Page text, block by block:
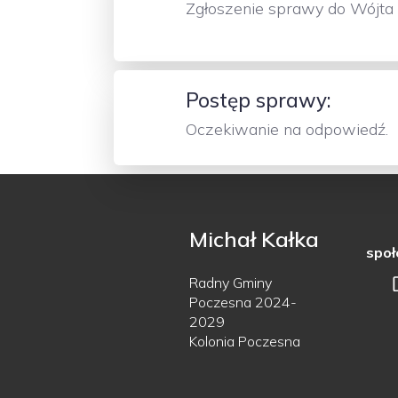
Zgłoszenie sprawy do
Postęp sprawy:
Oczekiwanie na odpowiedź.
Michał Kałka
Radny Gminy
Poczesna 2024-
2029
Kolonia Poczesna